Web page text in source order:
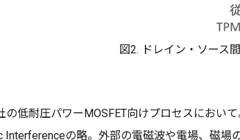
図2. ドレイン・ソース
の低耐圧パワーMOSFET向けプロセスにおいて
Interferenceの略。外部の電磁波や電場、磁場